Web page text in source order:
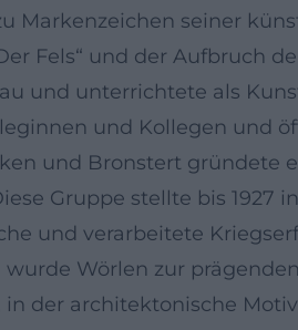
Markenzeichen seiner
Fels“ und der Aufbruch
und unterrichtete als
und Kollegen und
und Bronstert gründete
Gruppe stellte bis
und verarbeitete
Wörlen zur
der architektonische